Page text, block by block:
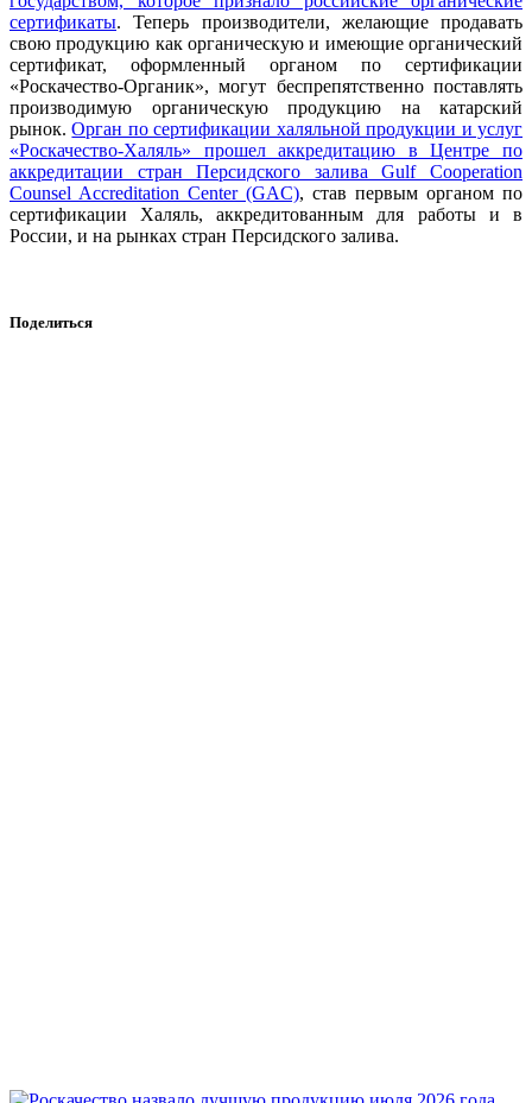
сертификаты. Теперь производители, желающие продавать
свою продукцию как органическую и имеющие органический
сертификат, оформленный органом по сертификации
«Роскачество-Органик», могут беспрепятственно поставлять
производимую органическую продукцию на катарский
рынок.Орган по сертификации халяльной продукции и услуг
«Роскачество-Халяль» прошел аккредитацию в Центре по
аккредитации стран Персидского залива Gulf Cooperation
Counsel Accreditation Center (GAC), став первым органом по
сертификации Халяль, аккредитованным для работы и в
России, и на рынках стран Персидского залива.
Поделиться